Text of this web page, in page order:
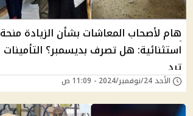
هام لأصحاب المعاشات بشأن الزيادة منحة
استثنائية: هل تصرف بديسمبر؟ التأمينات
ترد
الأحد 24/نوفمبر/2024 - 11:09 ص